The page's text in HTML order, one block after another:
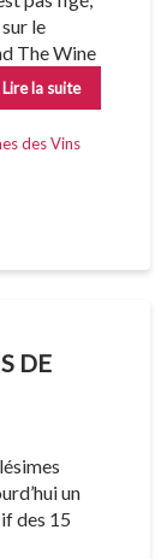
le
The Wine
Lire la suite
des Vins
DE
un
des 15